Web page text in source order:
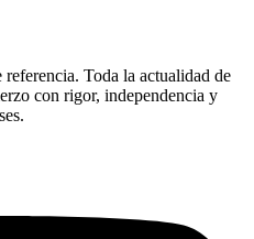
Toda la actualidad de
con rigor, independencia y